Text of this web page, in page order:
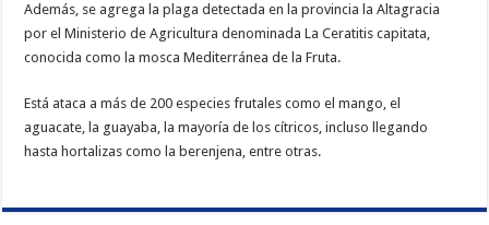
Además, se agrega la plaga detectada en la provincia la Altagracia
por el Ministerio de Agricultura denominada La Ceratitis capitata,
conocida como la mosca Mediterránea de la Fruta.
Está ataca a más de 200 especies frutales como el mango, el
aguacate, la guayaba, la mayoría de los cítricos, incluso llegando
hasta hortalizas como la berenjena, entre otras.